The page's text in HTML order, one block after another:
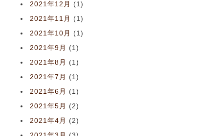
2021年12月
(1)
2021年11月
(1)
2021年10月
(1)
2021年9月
(1)
2021年8月
(1)
2021年7月
(1)
2021年6月
(1)
2021年5月
(2)
2021年4月
(2)